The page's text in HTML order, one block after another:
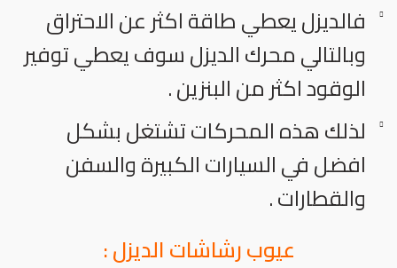
فالديزل يعطي طاقة اكثر عن الاحتراق
وبالتالي محرك الديزل سوف يعطي توفير
الوقود اكثر من البنزين .
لذلك هذه المحركات تشتغل بشكل
افضل في السيارات الكبيرة والسفن
والقطارات .
عيوب رشاشات الديزل :